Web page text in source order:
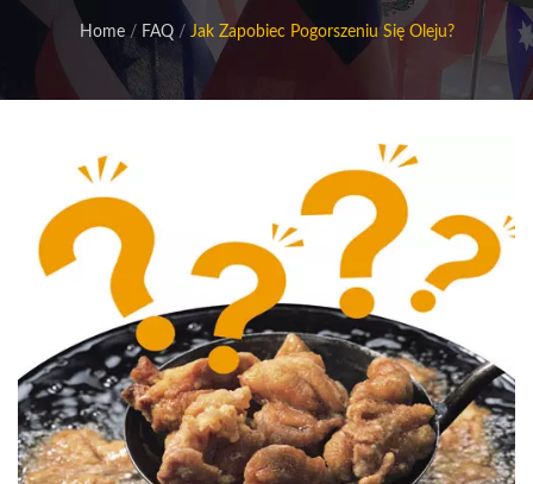
system grzewczy. Dostarczyliśmy ponad 500 produkcji
smażenia na całym świecie. Oferujemy również
dostosowaną przemysłową suszarkę mikrofalową.
Home / FAQ / Jak Zapobiec Pogorszeniu Się Oleju?